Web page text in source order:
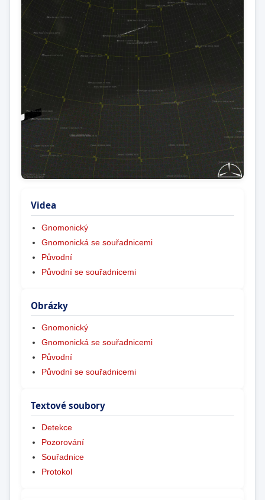
Videa
Gnomonický
Gnomonická se souřadnicemi
Původní
Původní se souřadnicemi
Obrázky
Gnomonický
Gnomonická se souřadnicemi
Původní
Původní se souřadnicemi
Textové soubory
Detekce
Pozorování
Souřadnice
Protokol